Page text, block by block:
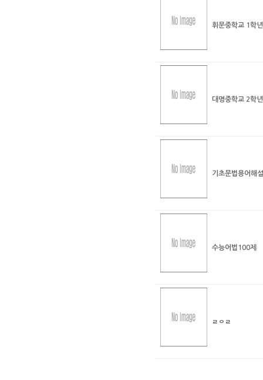
휘문중학교 1학
대명중학교 2학
기초문법용어해
수능어법100제
ㄹㅇㄹ